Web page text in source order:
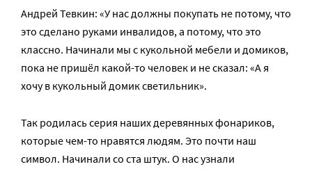
Андрей Тевкин: «У нас должны покупать не потому, что
это сделано руками инвалидов, а потому, что это
классно. Начинали мы с кукольной мебели и домиков,
пока не пришёл какой-то человек и не сказал: «А я
хочу в кукольный домик светильник».
Так родилась серия наших деревянных фонариков,
которые чем-то нравятся людям. Это почти наш
символ. Начинали со ста штук. О нас узнали